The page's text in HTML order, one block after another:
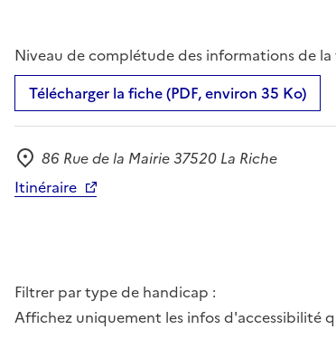
Niveau de complétude des informations de la
Télécharger la fiche (PDF, environ 35 Ko)
Adresse
86 Rue de la Mairie 37520 La Riche
Itinéraire
Filtrer par type de handicap :
Affichez uniquement les infos d'accessibilité